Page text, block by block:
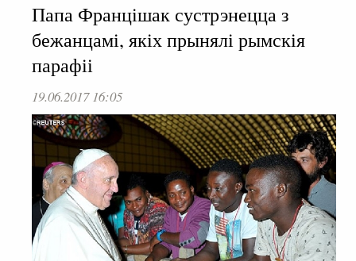
Папа Францішак сустрэнецца з
бежанцамі, якіх прынялі рымскія
парафіі
19.06.2017 16:05